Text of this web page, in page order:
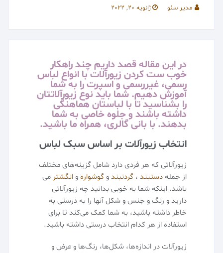
مدیر سئو ژانویه 20, 2022
در این مقاله قصد داریم چند راهکار
خوب ست کردن زیورآلات با انواع لباس
رسمی، غیررسمی و اسپرت را به شما
آموزش دهیم. شما باید نوع زیورآلاتتان
را بشناسید تا با لباستان هماهنگی
داشته باشند و جلوه خاصی به شما
بدهند. با بانی گالری، همراه ما باشید.
انتخاب زیورآلات بر اساس سبک لباس
زیورآلاتی که هر فردی دارد شامل گزینه‌های مختلف
از جملهدستبند ،گردنبندوگوشواره وانگشتر می
باشد. اینکه شما به خوبی بدانید چه زیورآلاتی
دارید و رنگ و جنس و شکل آنها را به درستی به
خاطر داشته باشید، به شما کمک می‌کند تا برای
استفاده از هر کدام انتخاب درستی داشته باشید.
زیورآلات در اندازه‌ها، شکل‌ها، رنگ‌ها و عرض و